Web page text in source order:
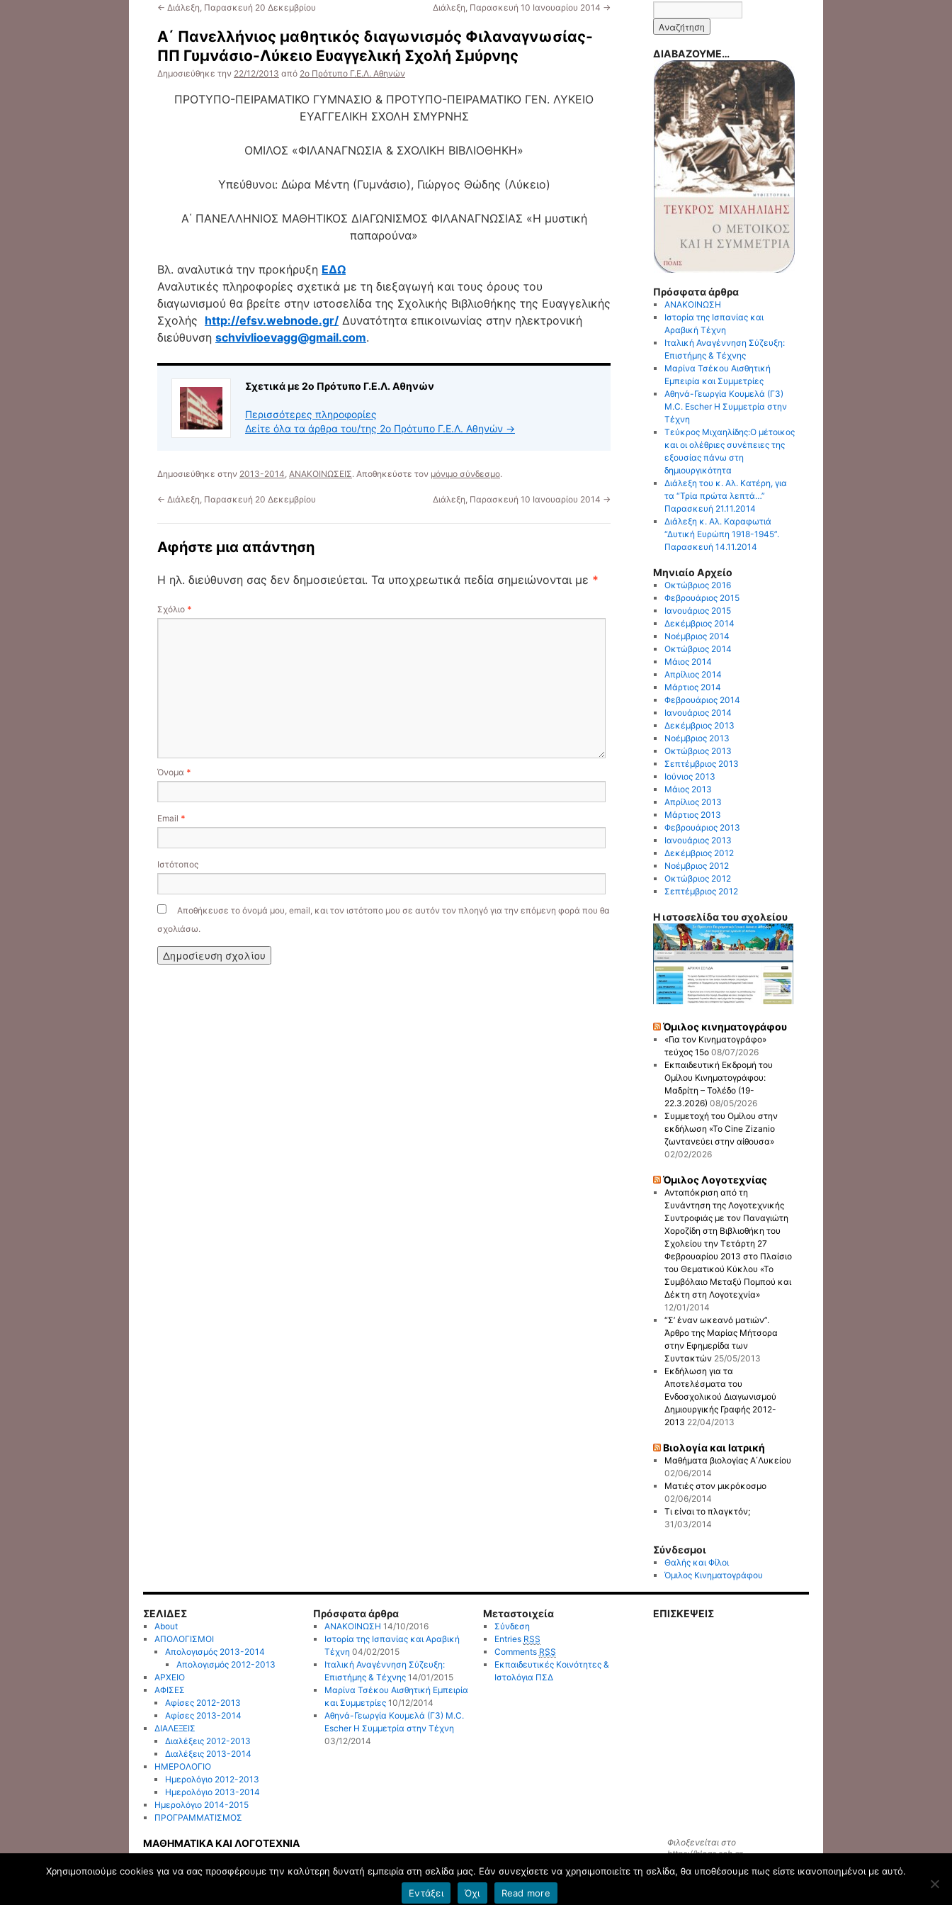
← Διάλεξη, Παρασκευή 20 Δεκεμβρίου Διάλεξη, Παρασκευή 10 Ιανουαρίου 2014 →
Α΄ Πανελλήνιος μαθητικός διαγωνισμός Φιλαναγνωσίας-
ΠΠ Γυμνάσιο-Λύκειο Ευαγγελική Σχολή Σμύρνης
Δημοσιεύθηκε την 22/12/2013 από 2ο Πρότυπο Γ.Ε.Λ. Αθηνών
ΠΡΟΤΥΠΟ-ΠΕΙΡΑΜΑΤΙΚΟ ΓΥΜΝΑΣΙΟ & ΠΡΟΤΥΠΟ-ΠΕΙΡΑΜΑΤΙΚΟ ΓΕΝ. ΛΥΚΕΙΟ
ΕΥΑΓΓΕΛΙΚΗ ΣΧΟΛΗ ΣΜΥΡΝΗΣ
ΟΜΙΛΟΣ «ΦΙΛΑΝΑΓΝΩΣΙΑ & ΣΧΟΛΙΚΗ ΒΙΒΛΙΟΘΗΚΗ»
Υπεύθυνοι: Δώρα Μέντη (Γυμνάσιο), Γιώργος Θώδης (Λύκειο)
Α΄ ΠΑΝΕΛΛΗΝΙΟΣ ΜΑΘΗΤΙΚΟΣ ΔΙΑΓΩΝΙΣΜΟΣ ΦΙΛΑΝΑΓΝΩΣΙΑΣ «Η μυστική
παπαρούνα»
Βλ. αναλυτικά την προκήρυξη ΕΔΩ
Αναλυτικές πληροφορίες σχετικά με τη διεξαγωγή και τους όρους του
διαγωνισμού θα βρείτε στην ιστοσελίδα της Σχολικής Βιβλιοθήκης της Ευαγγελικής
Σχολής http://efsv.webnode.gr/ Δυνατότητα επικοινωνίας στην ηλεκτρονική
διεύθυνση schvivlioevagg@gmail.com.
Σχετικά με 2ο Πρότυπο Γ.Ε.Λ. Αθηνών
Περισσότερες πληροφορίες
Δείτε όλα τα άρθρα του/της 2ο Πρότυπο Γ.Ε.Λ. Αθηνών →
Δημοσιεύθηκε στην 2013-2014, ΑΝΑΚΟΙΝΩΣΕΙΣ. Αποθηκεύστε τον μόνιμο σύνδεσμο.
← Διάλεξη, Παρασκευή 20 Δεκεμβρίου Διάλεξη, Παρασκευή 10 Ιανουαρίου 2014 →
Αφήστε μια απάντηση
Η ηλ. διεύθυνση σας δεν δημοσιεύεται. Τα υποχρεωτικά πεδία σημειώνονται με *
Σχόλιο *
Όνομα *
Email *
Ιστότοπος
Αποθήκευσε το όνομά μου, email, και τον ιστότοπο μου σε αυτόν τον πλοηγό για την επόμενη φορά που θα
σχολιάσω.
ΔΙΑΒΑΖΟΥΜΕ…
Πρόσφατα άρθρα
ΑΝΑΚΟΙΝΩΣΗ
Ιστορία της Ισπανίας και
Αραβική Τέχνη
Ιταλική Αναγέννηση Σύζευξη:
Επιστήμης & Τέχνης
Μαρίνα Τσέκου Αισθητική
Εμπειρία και Συμμετρίες
Αθηνά-Γεωργία Κουμελά (Γ3)
M.C. Escher Η Συμμετρία στην
Τέχνη
Τεύκρος Μιχαηλίδης:O μέτοικος
και οι ολέθριες συνέπειες της
εξουσίας πάνω στη
δημιουργικότητα
Διάλεξη του κ. Αλ. Κατέρη, για
τα “Τρία πρώτα λεπτά…”
Παρασκευή 21.11.2014
Διάλεξη κ. Αλ. Καραφωτιά
“Δυτική Ευρώπη 1918-1945”.
Παρασκευή 14.11.2014
Μηνιαίο Αρχείο
Οκτώβριος 2016
Φεβρουάριος 2015
Ιανουάριος 2015
Δεκέμβριος 2014
Νοέμβριος 2014
Οκτώβριος 2014
Μάιος 2014
Απρίλιος 2014
Μάρτιος 2014
Φεβρουάριος 2014
Ιανουάριος 2014
Δεκέμβριος 2013
Νοέμβριος 2013
Οκτώβριος 2013
Σεπτέμβριος 2013
Ιούνιος 2013
Μάιος 2013
Απρίλιος 2013
Μάρτιος 2013
Φεβρουάριος 2013
Ιανουάριος 2013
Δεκέμβριος 2012
Νοέμβριος 2012
Οκτώβριος 2012
Σεπτέμβριος 2012
Η ιστοσελίδα του σχολείου
Όμιλος κινηματογράφου
«Για τον Κινηματογράφο»
τεύχος 15ο 08/07/2026
Εκπαιδευτική Εκδρομή του
Ομίλου Κινηματογράφου:
Μαδρίτη – Τολέδο (19-
22.3.2026) 08/05/2026
Συμμετοχή του Ομίλου στην
εκδήλωση «Το Cine Zizanio
ζωντανεύει στην αίθουσα»
02/02/2026
Όμιλος Λογοτεχνίας
Ανταπόκριση από τη
Συνάντηση της Λογοτεχνικής
Συντροφιάς με τον Παναγιώτη
Χοροζίδη στη Βιβλιοθήκη του
Σχολείου την Τετάρτη 27
Φεβρουαρίου 2013 στο Πλαίσιο
του Θεματικού Κύκλου «Το
Συμβόλαιο Μεταξύ Πομπού και
Δέκτη στη Λογοτεχνία»
12/01/2014
“Σ’ έναν ωκεανό ματιών”.
Άρθρο της Μαρίας Μήτσορα
στην Εφημερίδα των
Συντακτών 25/05/2013
Εκδήλωση για τα
Αποτελέσματα του
Ενδοσχολικού Διαγωνισμού
Δημιουργικής Γραφής 2012-
2013 22/04/2013
Βιολογία και Ιατρική
Μαθήματα βιολογίας Α΄Λυκείου
02/06/2014
Ματιές στον μικρόκοσμο
02/06/2014
Τι είναι το πλαγκτόν;
31/03/2014
Σύνδεσμοι
Θαλής και Φίλοι
Όμιλος Κινηματογράφου
ΣΕΛΙΔΕΣ
About
ΑΠΟΛΟΓΙΣΜΟΙ
Απολογισμός 2013-2014
Απολογισμός 2012-2013
ΑΡΧΕΙΟ
ΑΦΙΣΕΣ
Αφίσες 2012-2013
Αφίσες 2013-2014
ΔΙΑΛΕΞΕΙΣ
Διαλέξεις 2012-2013
Διαλέξεις 2013-2014
ΗΜΕΡΟΛΟΓΙΟ
Ημερολόγιο 2012-2013
Ημερολόγιο 2013-2014
Ημερολόγιο 2014-2015
ΠΡΟΓΡΑΜΜΑΤΙΣΜΟΣ
Πρόσφατα άρθρα
ΑΝΑΚΟΙΝΩΣΗ 14/10/2016
Ιστορία της Ισπανίας και Αραβική
Τέχνη 04/02/2015
Ιταλική Αναγέννηση Σύζευξη:
Επιστήμης & Τέχνης 14/01/2015
Μαρίνα Τσέκου Αισθητική Εμπειρία
και Συμμετρίες 10/12/2014
Αθηνά-Γεωργία Κουμελά (Γ3) M.C.
Escher Η Συμμετρία στην Τέχνη
03/12/2014
Μεταστοιχεία
Σύνδεση
Entries RSS
Comments RSS
Εκπαιδευτικές Κοινότητες &
Ιστολόγια ΠΣΔ
ΕΠΙΣΚΕΨΕΙΣ
ΜΑΘΗΜΑΤΙΚΑ ΚΑΙ ΛΟΓΟΤΕΧΝΙΑ
Φιλοξενείται στο
https://blogs.sch.gr
Όροι χρήσης blogs.sch.gr | Δήλωση προσβασιμότητας
Χρησιμοποιούμε cookies για να σας προσφέρουμε την καλύτερη δυνατή εμπειρία στη σελίδα μας. Εάν συνεχίσετε να χρησιμοποιείτε τη σελίδα, θα υποθέσουμε πως είστε ικανοποιημένοι με αυτό.
Εντάξει
Όχι Read more